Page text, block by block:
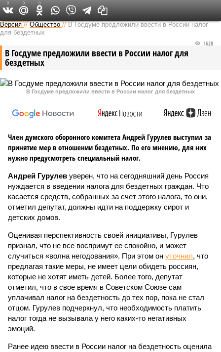
Федеральный выпуск
Версия //Общество //В Госдуме предложили ввести в России налог
для бездетных
В Госдуме предложили ввести в России налог для
бездетных
1628
В Госдуме предложили ввести в России налог для бездетных
Член думского оборонного комитета Андрей Гурулев выступил за
принятие мер в отношении бездетных. По его мнению, для них
нужно предусмотреть специальный налог.
Андрей Гурулев уверен, что на сегодняшний день Россия
нуждается в введении налога для бездетных граждан. Что
касается средств, собранных за счет этого налога, то они,
отметил депутат, должны идти на поддержку сирот и
детских домов.
Оценивая перспективность своей инициативы, Гурулев
признал, что не все воспримут ее спокойно, и может
случиться «волна негодования». При этом он уточнил, что
предлагая такие меры, не имеет цели обидеть россиян,
которые не хотят иметь детей. Более того, депутат
отметил, что в свое время в Советском Союзе сам
уплачивал налог на бездетность до тех пор, пока не стал
отцом. Гурулев подчеркнул, что необходимость платить
налог тогда не вызывала у него каких-то негативных
эмоций.
Ранее идею ввести в России налог на бездетность оценила
0 0 0